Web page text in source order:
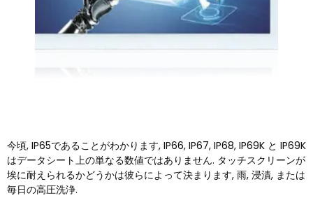
今頃, IP65であることがわかります, IP66, IP67, IP68, IP69K と IP69K
はデータシート上の単なる数値ではありません. タッチスクリーンが
埃に耐えられるかどうかは彼らによって決まります, 雨, 浸漬, または
毎日の高圧洗浄.